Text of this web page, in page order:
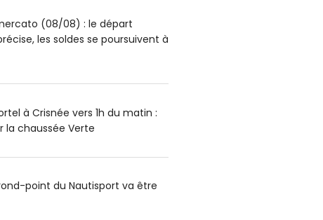
(08/08) : le départ
les soldes se poursuivent à
à Crisnée vers 1h du matin :
la chaussée Verte
point du Nautisport va être